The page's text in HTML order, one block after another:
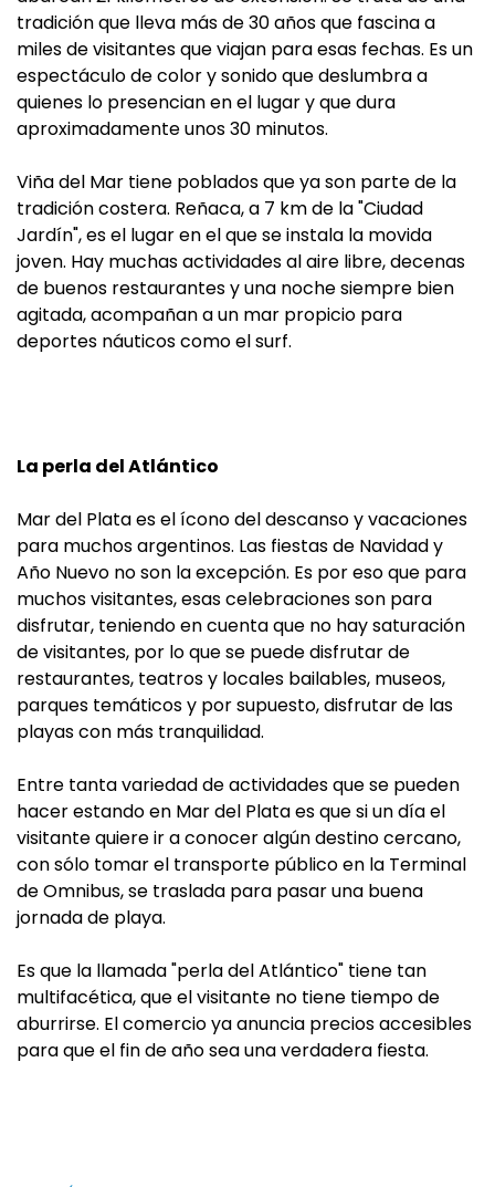
tradición que lleva más de 30 años que fascina a
miles de visitantes que viajan para esas fechas. Es un
espectáculo de color y sonido que deslumbra a
quienes lo presencian en el lugar y que dura
aproximadamente unos 30 minutos.
Viña del Mar tiene poblados que ya son parte de la
tradición costera. Reñaca, a 7 km de la "Ciudad
Jardín", es el lugar en el que se instala la movida
joven. Hay muchas actividades al aire libre, decenas
de buenos restaurantes y una noche siempre bien
agitada, acompañan a un mar propicio para
deportes náuticos como el surf.
La perla del Atlántico
Mar del Plata es el ícono del descanso y vacaciones
para muchos argentinos. Las fiestas de Navidad y
Año Nuevo no son la excepción. Es por eso que para
muchos visitantes, esas celebraciones son para
disfrutar, teniendo en cuenta que no hay saturación
de visitantes, por lo que se puede disfrutar de
restaurantes, teatros y locales bailables, museos,
parques temáticos y por supuesto, disfrutar de las
playas con más tranquilidad.
Entre tanta variedad de actividades que se pueden
hacer estando en Mar del Plata es que si un día el
visitante quiere ir a conocer algún destino cercano,
con sólo tomar el transporte público en la Terminal
de Omnibus, se traslada para pasar una buena
jornada de playa.
Es que la llamada "perla del Atlántico" tiene tan
multifacética, que el visitante no tiene tiempo de
aburrirse. El comercio ya anuncia precios accesibles
para que el fin de año sea una verdadera fiesta.